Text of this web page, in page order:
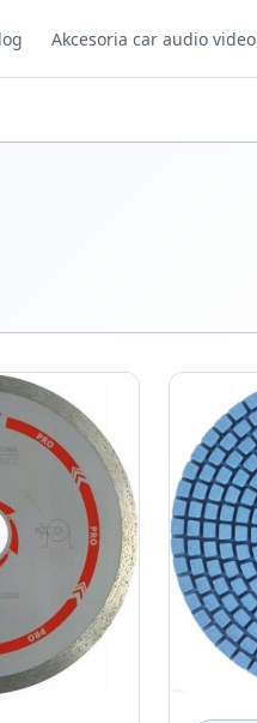
Akcesoria car audio video